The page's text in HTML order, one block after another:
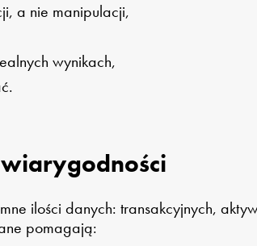
a nie manipulacji,
wynikach,
ilości danych: transakcyjnych,
pomagają: